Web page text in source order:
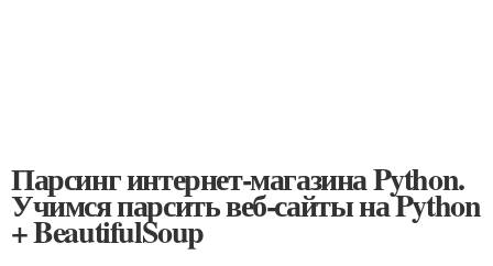
Парсинг интернет-магазина Python.
Учимся парсить веб-сайты на Python
+ BeautifulSoup